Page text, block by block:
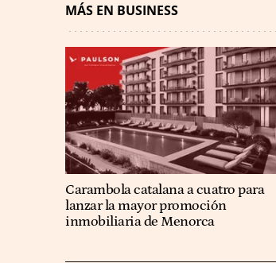
MÁS EN BUSINESS
Carambola catalana a cuatro para
lanzar la mayor promoción
inmobiliaria de Menorca